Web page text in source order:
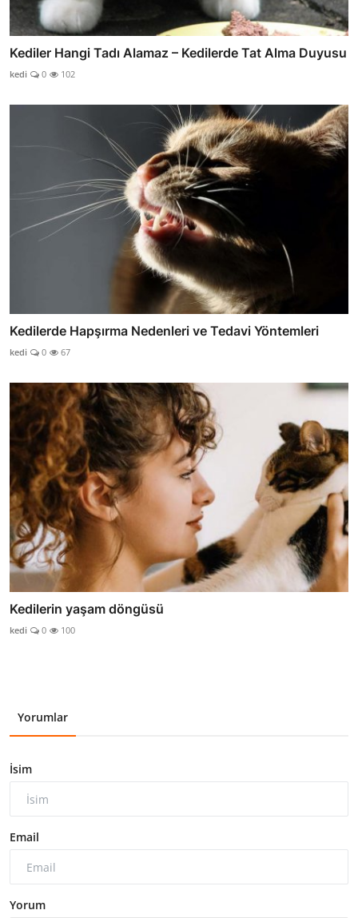
Kediler Hangi Tadı Alamaz – Kedilerde Tat Alma Duyusu
kedi 0 102
Kedilerde Hapşırma Nedenleri ve Tedavi Yöntemleri
kedi 0 67
Kedilerin yaşam döngüsü
kedi 0 100
Yorumlar
İsim
Email
Yorum